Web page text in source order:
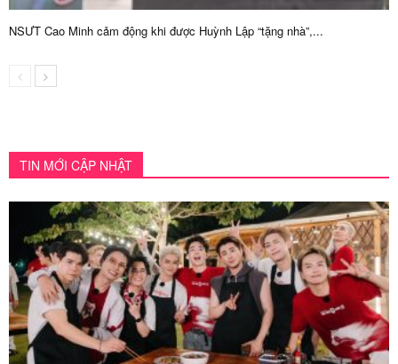
NSƯT Cao Minh cảm động khi được Huỳnh Lập “tặng nhà”,...
TIN MỚI CẬP NHẬT